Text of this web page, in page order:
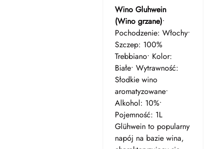
Wino Gluhwein
(Wino grzane)•
Pochodzenie: Włochy•
Szczep: 100%
Trebbiano• Kolor:
Białe• Wytrawność:
Słodkie wino
aromatyzowane•
Alkohol: 10%•
Pojemność: 1L
Glühwein to popularny
napój na bazie wina,